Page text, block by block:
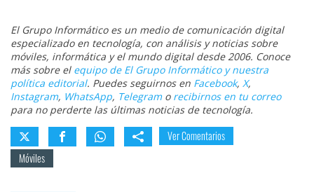
El Grupo Informático es un medio de comunicación digital
especializado en tecnología, con análisis y noticias sobre
móviles, informática y el mundo digital desde 2006. Conoce
más sobre el equipo de El Grupo Informático y nuestra
política editorial. Puedes seguirnos en Facebook, X,
Instagram, WhatsApp, Telegramo recibirnos en tu correo
para no perderte las últimas noticias de tecnología.
Ver Comentarios
Móviles